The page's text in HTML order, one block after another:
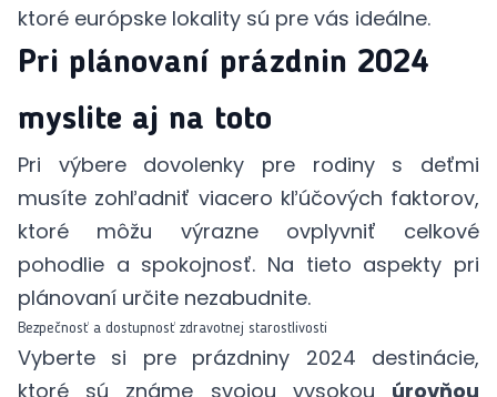
ktoré európske lokality sú pre vás ideálne.
Pri plánovaní prázdnin 2024
myslite aj na toto
Pri výbere dovolenky pre rodiny s deťmi
musíte zohľadniť viacero kľúčových faktorov,
ktoré môžu výrazne ovplyvniť celkové
pohodlie a spokojnosť. Na tieto aspekty pri
plánovaní určite nezabudnite.
Bezpečnosť a dostupnosť zdravotnej starostlivosti
Vyberte si pre prázdniny 2024 destinácie,
ktoré sú známe svojou vysokou úrovňou